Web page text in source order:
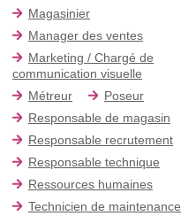
Magasinier
Manager des ventes
Marketing / Chargé de
communication visuelle
Métreur
Poseur
Responsable de magasin
Responsable recrutement
Responsable technique
Ressources humaines
Technicien de maintenance